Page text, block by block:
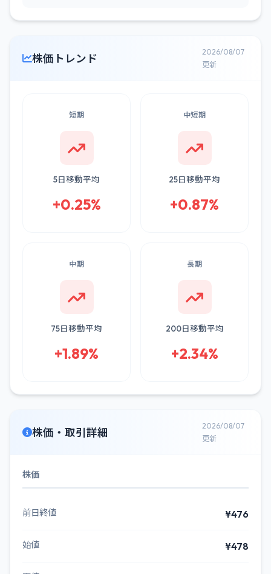
株価トレンド
2026/08/07
更新
短期
5日移動平均
+0.25%
中短期
25日移動平均
+0.87%
中期
75日移動平均
+1.89%
長期
200日移動平均
+2.34%
株価・取引詳細
2026/08/07
更新
株価
前日終値 ¥476
始値 ¥478